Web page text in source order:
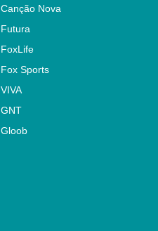
Canção Nova
Futura
FoxLife
Fox Sports
VIVA
GNT
Gloob